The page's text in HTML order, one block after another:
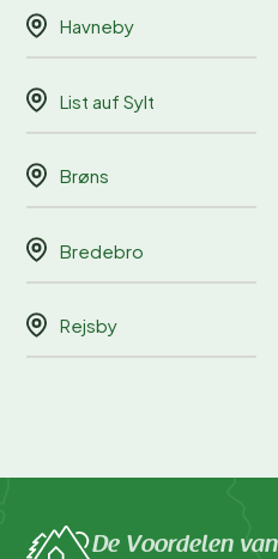
Havneby
List auf Sylt
Brøns
Bredebro
Rejsby
De Voordelen